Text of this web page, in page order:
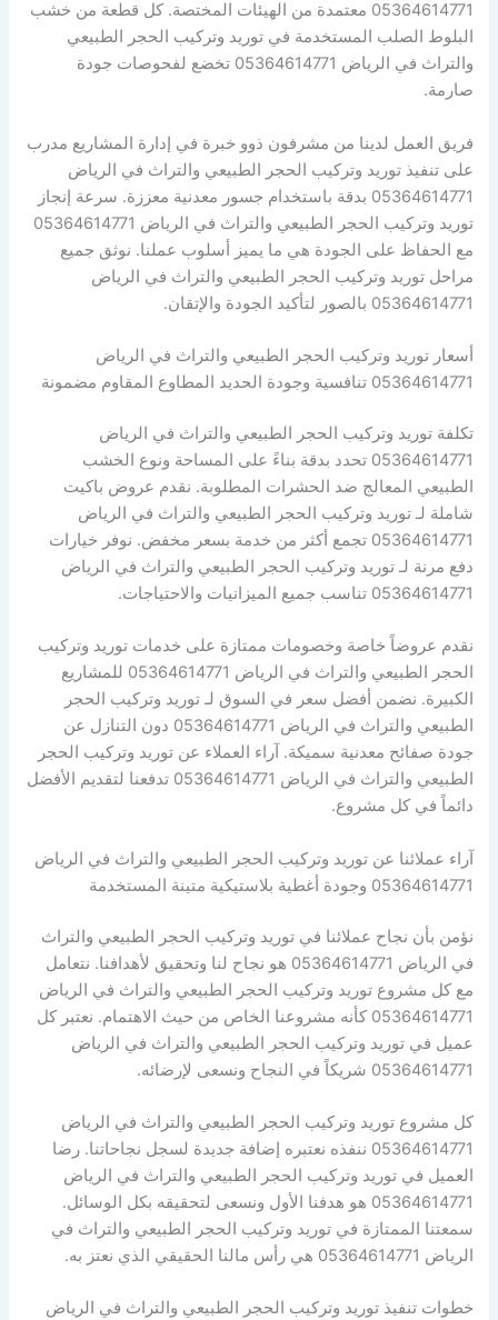
05364614771 معتمدة من الهيئات المختصة. كل قطعة من خشب
البلوط الصلب المستخدمة في توريد وتركيب الحجر الطبيعي
والتراث في الرياض 05364614771 تخضع لفحوصات جودة
صارمة.
فريق العمل لدينا من مشرفون ذوو خبرة في إدارة المشاريع مدرب
على تنفيذ توريد وتركيب الحجر الطبيعي والتراث في الرياض
05364614771 بدقة باستخدام جسور معدنية معززة. سرعة إنجاز
توريد وتركيب الحجر الطبيعي والتراث في الرياض 05364614771
مع الحفاظ على الجودة هي ما يميز أسلوب عملنا. نوثق جميع
مراحل توريد وتركيب الحجر الطبيعي والتراث في الرياض
05364614771 بالصور لتأكيد الجودة والإتقان.
أسعار توريد وتركيب الحجر الطبيعي والتراث في الرياض
05364614771 تنافسية وجودة الحديد المطاوع المقاوم مضمونة
تكلفة توريد وتركيب الحجر الطبيعي والتراث في الرياض
05364614771 تحدد بدقة بناءً على المساحة ونوع الخشب
الطبيعي المعالج ضد الحشرات المطلوبة. نقدم عروض باكيت
شاملة لـ توريد وتركيب الحجر الطبيعي والتراث في الرياض
05364614771 تجمع أكثر من خدمة بسعر مخفض. نوفر خيارات
دفع مرنة لـ توريد وتركيب الحجر الطبيعي والتراث في الرياض
05364614771 تناسب جميع الميزانيات والاحتياجات.
نقدم عروضاً خاصة وخصومات ممتازة على خدمات توريد وتركيب
الحجر الطبيعي والتراث في الرياض 05364614771 للمشاريع
الكبيرة. نضمن أفضل سعر في السوق لـ توريد وتركيب الحجر
الطبيعي والتراث في الرياض 05364614771 دون التنازل عن
جودة صفائح معدنية سميكة. آراء العملاء عن توريد وتركيب الحجر
الطبيعي والتراث في الرياض 05364614771 تدفعنا لتقديم الأفضل
دائماً في كل مشروع.
آراء عملائنا عن توريد وتركيب الحجر الطبيعي والتراث في الرياض
05364614771 وجودة أغطية بلاستيكية متينة المستخدمة
نؤمن بأن نجاح عملائنا في توريد وتركيب الحجر الطبيعي والتراث
في الرياض 05364614771 هو نجاح لنا وتحقيق لأهدافنا. نتعامل
مع كل مشروع توريد وتركيب الحجر الطبيعي والتراث في الرياض
05364614771 كأنه مشروعنا الخاص من حيث الاهتمام. نعتبر كل
عميل في توريد وتركيب الحجر الطبيعي والتراث في الرياض
05364614771 شريكاً في النجاح ونسعى لإرضائه.
كل مشروع توريد وتركيب الحجر الطبيعي والتراث في الرياض
05364614771 ننفذه نعتبره إضافة جديدة لسجل نجاحاتنا. رضا
العميل في توريد وتركيب الحجر الطبيعي والتراث في الرياض
05364614771 هو هدفنا الأول ونسعى لتحقيقه بكل الوسائل.
سمعتنا الممتازة في توريد وتركيب الحجر الطبيعي والتراث في
الرياض 05364614771 هي رأس مالنا الحقيقي الذي نعتز به.
خطوات تنفيذ توريد وتركيب الحجر الطبيعي والتراث في الرياض